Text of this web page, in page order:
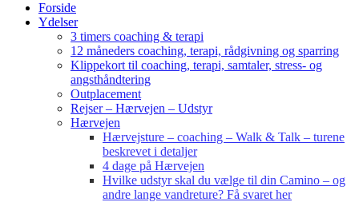
Forside
Ydelser
3 timers coaching & terapi
12 måneders coaching, terapi, rådgivning og sparring
Klippekort til coaching, terapi, samtaler, stress- og
angsthåndtering
Outplacement
Rejser – Hærvejen – Udstyr
Hærvejen
Hærvejsture – coaching – Walk & Talk – turene
beskrevet i detaljer
4 dage på Hærvejen
Hvilke udstyr skal du vælge til din Camino – og
andre lange vandreture? Få svaret her